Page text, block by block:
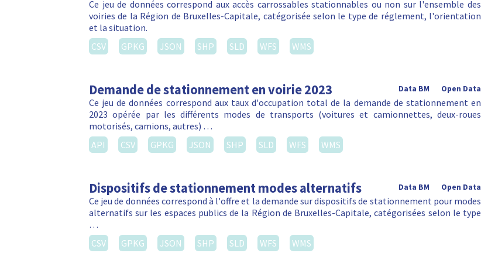
Ce jeu de données correspond aux accès carrossables stationnables ou non sur l'ensemble des
voiries de la Région de Bruxelles-Capitale, catégorisée selon le type de réglement, l'orientation
et la situation.
CSV
GPKG JSON SHP SLD WFS WMS
Demande de stationnement en voirie 2023 Open Data
Data BM
Ce jeu de données correspond aux taux d'occupation total de la demande de stationnement en
2023 opérée par les différents modes de transports (voitures et camionnettes, deux-roues
motorisés, camions, autres) …
API
CSV GPKG JSON SHP SLD WFS WMS
Dispositifs de stationnement modes alternatifs Open Data
Data BM
Ce jeu de données correspond à l'offre et la demande sur dispositifs de stationnement pour modes
alternatifs sur les espaces publics de la Région de Bruxelles-Capitale, catégorisées selon le type
…
CSV
GPKG JSON SHP SLD WFS WMS